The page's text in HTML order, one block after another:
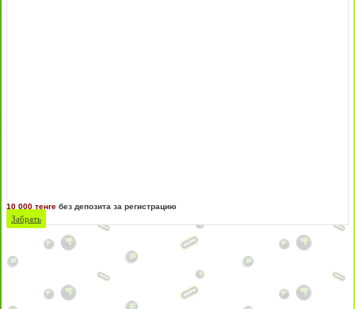
10 000 тенге без депозита за регистрацию
Забрать